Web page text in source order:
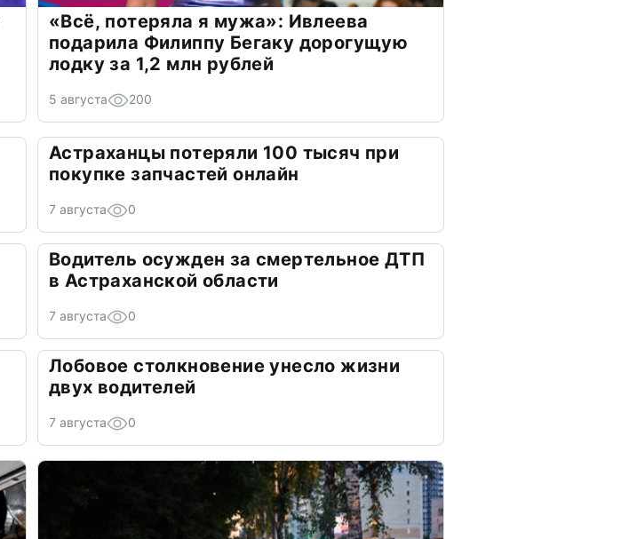
«Всё, потеряла я мужа»: Ивлеева
подарила Филиппу Бегаку дорогущую
лодку за 1,2 млн рублей
5 августа 200
Астраханцы потеряли 100 тысяч при
покупке запчастей онлайн
7 августа 0
Водитель осужден за смертельное ДТП
в Астраханской области
7 августа 0
Лобовое столкновение унесло жизни
двух водителей
7 августа 0